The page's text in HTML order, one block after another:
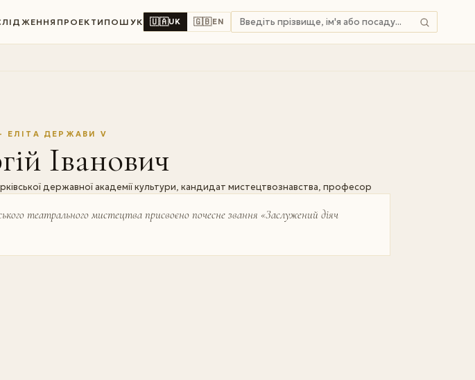
ПРОЕКТИ ПОШУК 🇺🇦UK 🇬🇧EN
ЕЛІТА ДЕРЖАВИ V
Іванович
державної академії культури, кандидат мистецтвознавства, професор
театрального мистецтва присвоєно почесне звання «­Заслужений діяч